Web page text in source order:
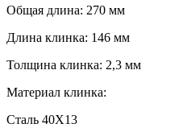
Общая длина: 270 мм
Длина клинка: 146 мм
Толщина клинка: 2,3 мм
Материал клинка:
Сталь 40Х13